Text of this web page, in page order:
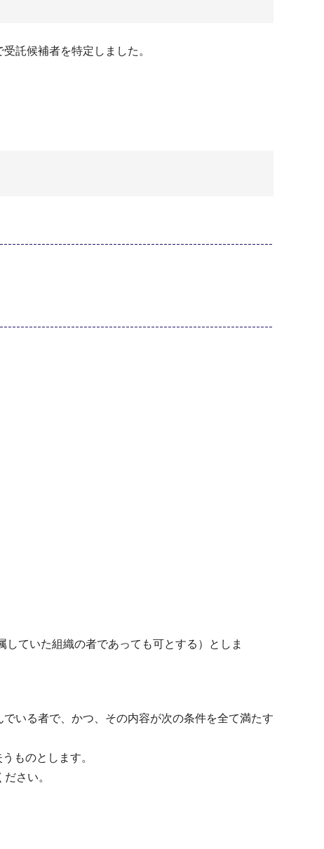
託候補者を特定しました。
ていた組織の者であっても可とする）としま
いる者で、かつ、その内容が次の条件を全て満たす
ものとします。
さい。